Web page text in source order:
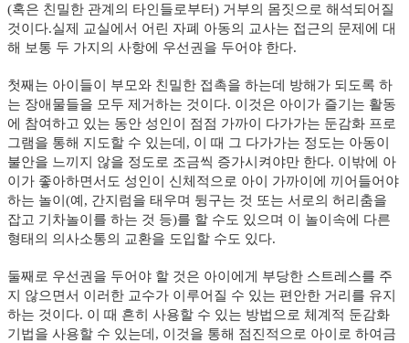
(혹은 친밀한 관계의 타인들로부터) 거부의 몸짓으로 해석되어질
것이다.실제 교실에서 어린 자폐 아동의 교사는 접근의 문제에 대
해 보통 두 가지의 사항에 우선권을 두어야 한다.
첫째는 아이들이 부모와 친밀한 접촉을 하는데 방해가 되도록 하
는 장애물들을 모두 제거하는 것이다. 이것은 아이가 즐기는 활동
에 참여하고 있는 동안 성인이 점점 가까이 다가가는 둔감화 프로
그램을 통해 지도할 수 있는데, 이 때 그 다가가는 정도는 아동이
불안을 느끼지 않을 정도로 조금씩 증가시켜야만 한다. 이밖에 아
이가 좋아하면서도 성인이 신체적으로 아이 가까이에 끼어들어야
하는 놀이(예, 간지럼을 태우며 뒹구는 것 또는 서로의 허리춤을
잡고 기차놀이를 하는 것 등)를 할 수도 있으며 이 놀이속에 다른
형태의 의사소통의 교환을 도입할 수도 있다.
둘째로 우선권을 두어야 할 것은 아이에게 부당한 스트레스를 주
지 않으면서 이러한 교수가 이루어질 수 있는 편안한 거리를 유지
하는 것이다. 이 때 흔히 사용할 수 있는 방법으로 체계적 둔감화
기법을 사용할 수 있는데, 이것을 통해 점진적으로 아이로 하여금